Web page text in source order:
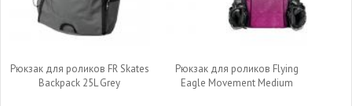
Рюкзак для роликов FR Skates
Backpack 25L Grey
Рюкзак для роликов Flying
Eagle Movement Medium